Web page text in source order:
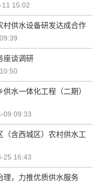
11 15:02
村供水设备研发达成合作
座谈调研
水一体化工程（二期）
09 09:33
（含西城区）农村供水工
25 16:43
理，力推优质供水服务